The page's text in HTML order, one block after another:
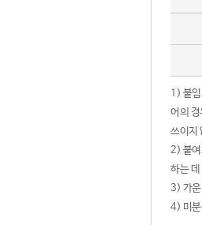
1) 붙
어의
쓰이지
2) 붙여
하는
3) 가운
4) 미분